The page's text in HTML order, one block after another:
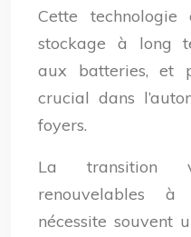
Cette
stockage à long
aux batteries, et
crucial dans
foyers.
La transition
renouvelables à
nécessite souvent